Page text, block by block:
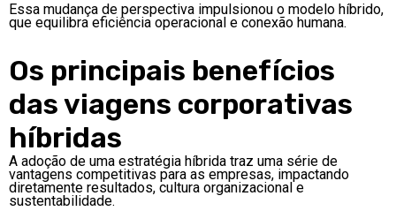
Essa mudança de perspectiva impulsionou o modelo híbrido,
que equilibra eficiência operacional e conexão humana.
Os principais benefícios
das viagens corporativas
híbridas
A adoção de uma estratégia híbrida traz uma série de
vantagens competitivas para as empresas, impactando
diretamente resultados, cultura organizacional e
sustentabilidade.